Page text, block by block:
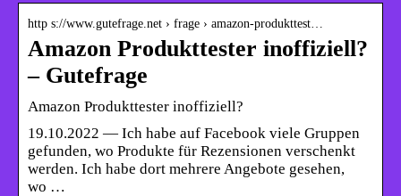
http s://www.gutefrage.net › frage › amazon-produkttest…
Amazon Produkttester inoffiziell?
– Gutefrage
Amazon Produkttester inoffiziell?
19.10.2022 — Ich habe auf Facebook viele Gruppen
gefunden, wo Produkte für Rezensionen verschenkt
werden. Ich habe dort mehrere Angebote gesehen,
wo …